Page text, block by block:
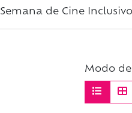
Semana de Cine
Modo